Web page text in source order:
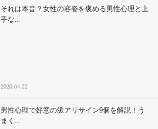
それは本音？女性の容姿を褒める男性心理と上
手な...
2020.04.22
男性心理で好意の脈アリサイン9個を解説！う
まく...